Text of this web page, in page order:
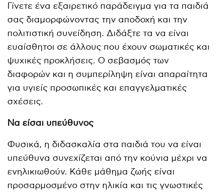
Γίνετε ένα εξαιρετικό παράδειγμα για τα παιδιά
σας διαμορφώνοντας την αποδοχή και την
πολιτιστική συνείδηση. Διδάξτε τα να είναι
ευαίσθητοι σε άλλους που έχουν σωματικές και
ψυχικές προκλήσεις. Ο σεβασμός των
διαφορών και η συμπερίληψη είναι απαραίτητα
για υγιείς προσωπικές και επαγγελματικές
σχέσεις.
Να είσαι υπεύθυνος
Φυσικά, η διδασκαλία στα παιδιά του να είναι
υπεύθυνα συνεχίζεται από την κούνια μέχρι να
ενηλικιωθούν. Κάθε μάθημα ζωής είναι
προσαρμοσμένο στην ηλικία και τις γνωστικές